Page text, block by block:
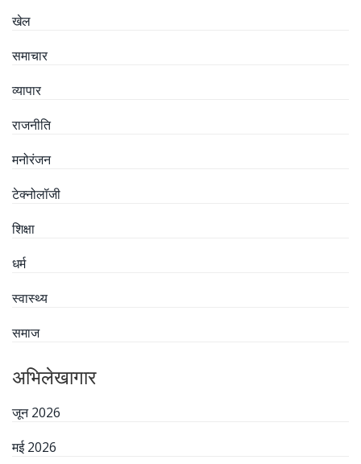
खेल
समाचार
व्यापार
राजनीति
मनोरंजन
टेक्नोलॉजी
शिक्षा
धर्म
स्वास्थ्य
समाज
अभिलेखागार
जून 2026
मई 2026